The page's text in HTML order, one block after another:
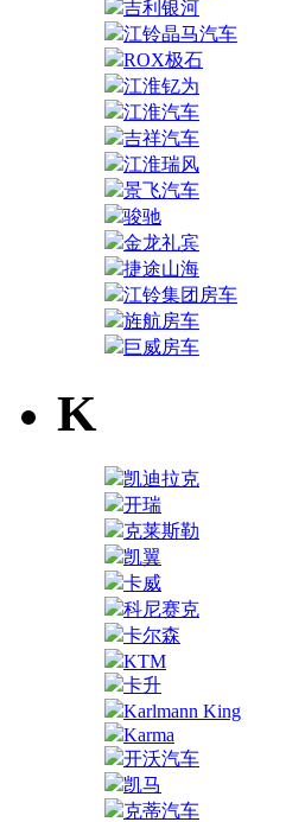
吉利银河
江铃晶马汽车
ROX极石
江淮钇为
江淮汽车
吉祥汽车
江淮瑞风
景飞汽车
骏驰
金龙礼宾
捷途山海
江铃集团房车
旌航房车
巨威房车
K
凯迪拉克
开瑞
克莱斯勒
凯翼
卡威
科尼赛克
卡尔森
KTM
卡升
Karlmann King
Karma
开沃汽车
凯马
克蒂汽车